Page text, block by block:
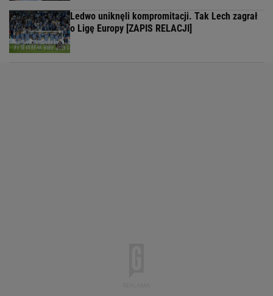
Ledwo uniknęli kompromitacji. Tak Lech zagrał
o Ligę Europy [ZAPIS RELACJI]